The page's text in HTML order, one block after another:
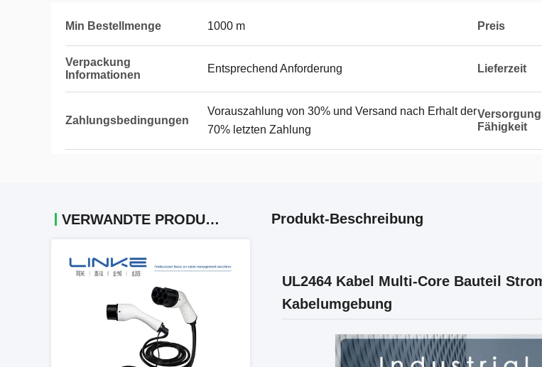
Min Bestellmenge 1000 m Preis
Verpackung
Informationen
Entsprechend Anforderung Lieferzeit
Zahlungsbedingungen
Vorauszahlung von 30% und Versand nach Erhalt der
70% letzten Zahlung
Fähigkeit
VERWANDTE PRODUKTE Produkt-Beschreibung
UL2464 Kabel Multi-Core Bauteil
Kabelumgebung